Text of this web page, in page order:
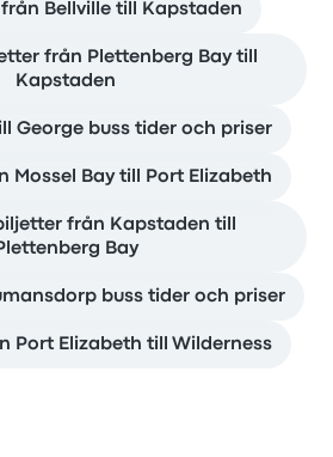
från Bellville till Kapstaden
från Plettenberg Bay till
Kapstaden
George buss tider och priser
Mossel Bay till Port Elizabeth
från Kapstaden till
Bay
buss tider och priser
Port Elizabeth till Wilderness